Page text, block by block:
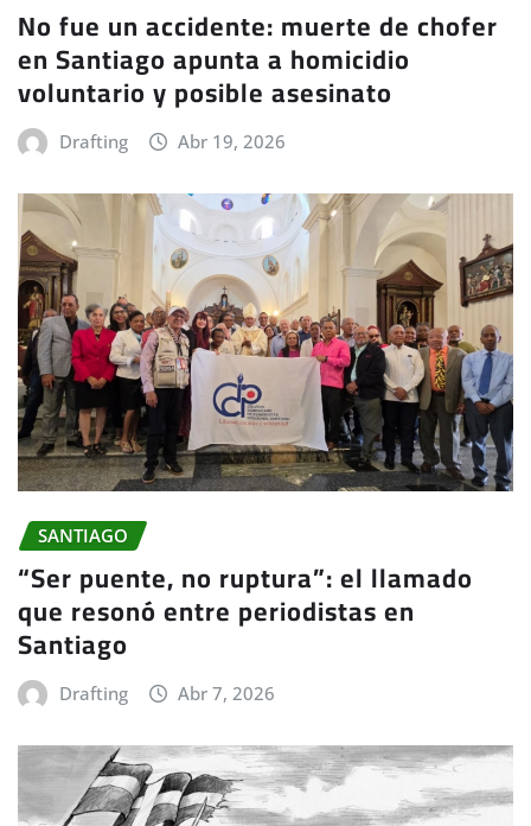
No fue un accidente: muerte de chofer
en Santiago apunta a homicidio
voluntario y posible asesinato
Drafting Abr 19, 2026
SANTIAGO
“Ser puente, no ruptura”: el llamado
que resonó entre periodistas en
Santiago
Drafting Abr 7, 2026